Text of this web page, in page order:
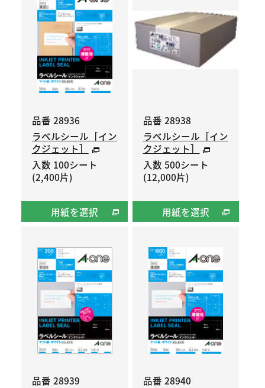
品番 28936
ラベルシール［イン
クジェット］
入数 100シート
(2,400片)
用紙を選択
品番 28938
ラベルシール［イン
クジェット］
入数 500シート
(12,000片)
用紙を選択
品番 28939
品番 28940